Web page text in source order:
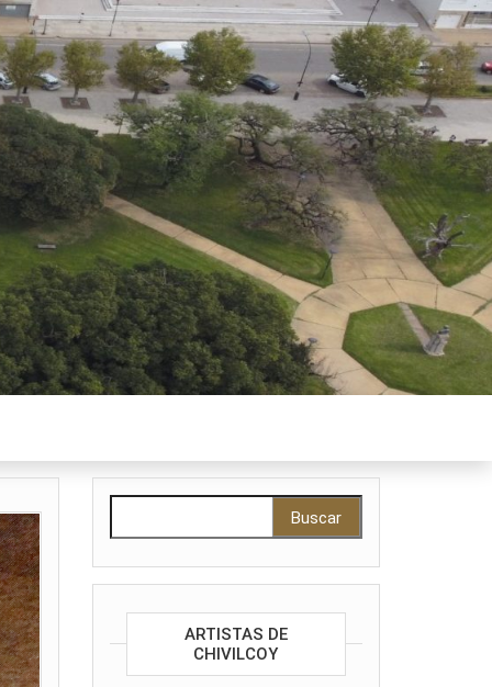
ARTISTAS DE
CHIVILCOY